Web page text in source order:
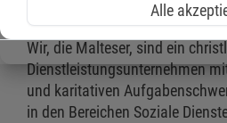
Wir, die Malteser, sind ein
Dienstleistungsunternehmen
und karitativen
in den Bereichen Soziale
Alle